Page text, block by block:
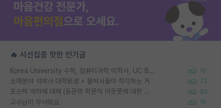
🔥 시선집중 핫한 인기글
Korea University 수학, 컴퓨터과학 이학사, UC Berkeley 산업공학 대학원 공학박사가 되는 것은 쉽지 않겠죠? 10
소재분야 석박사 대학원생 + 물박사들이 착각하는 거 72
포스텍 억까에 대해 (동문의 학문적 아웃풋에 대한 반박) 50
교수님이 무서워요 16